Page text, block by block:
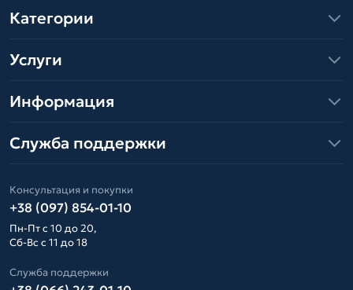
Категории
Услуги
Информация
Служба поддержки
Консультация и покупки
+38 (097) 854-01-10
Пн-Пт с 10 до 20,
Сб-Вс с 11 до 18
Служба поддержки